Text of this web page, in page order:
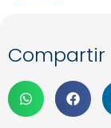
Compartir